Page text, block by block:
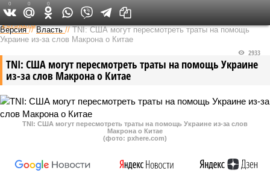
Федеральный выпуск
Версия //Власть //TNI: США могут пересмотреть траты на помощь
Украине из-за слов Макрона о Китае
TNI: США могут пересмотреть траты на помощь Украине
из-за слов Макрона о Китае
2933
TNI: США могут пересмотреть траты на помощь Украине из-за слов
Макрона о Китае
(фото: pxhere.com)
0 0 0